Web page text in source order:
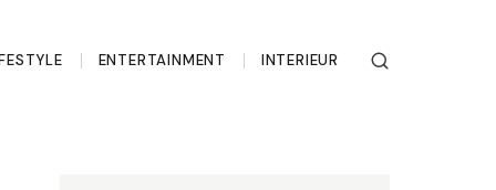
ENTERTAINMENT INTERIEUR